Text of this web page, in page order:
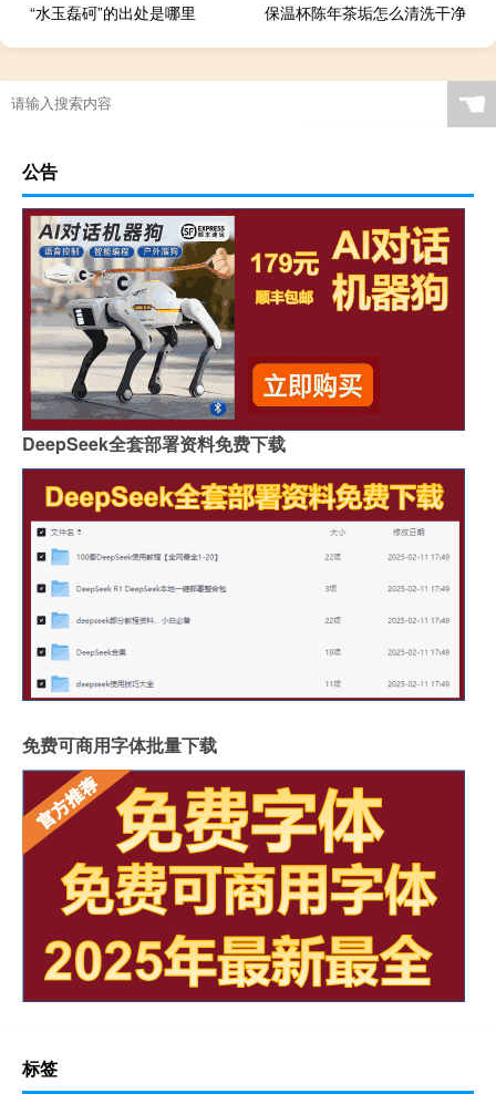
“水玉磊砢”的出处是哪里
保温杯陈年茶垢怎么清洗干净
☚
公告
DeepSeek全套部署资料免费下载
免费可商用字体批量下载
标签